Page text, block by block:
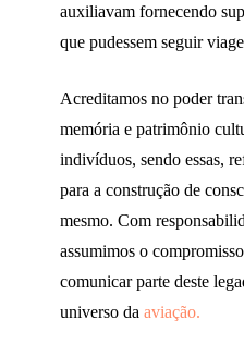
auxiliavam fornecendo
que pudessem seguir
Acreditamos no poder
memória e patrimônio
indivíduos, sendo essas,
para a construção de
mesmo. Com
assumimos o
comunicar parte deste
universo da aviação.